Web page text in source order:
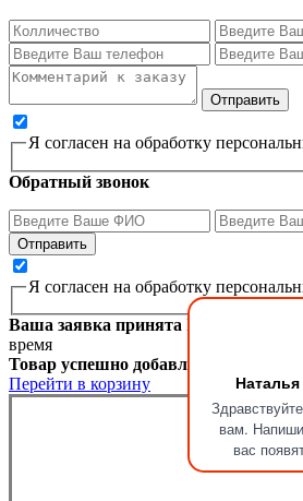
вам.
вас
Я согласен на обработку
Обратный звонок
Я согласен на обработку
Ваша заявка принята Мы
время
Товар успешно добавлен в корзину
Перейти в корзину